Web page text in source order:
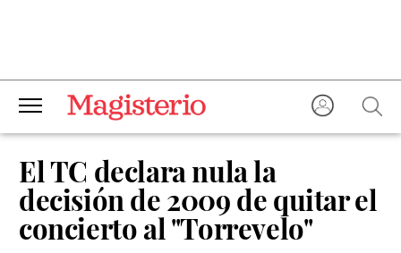
El TC declara nula la
decisión de 2009 de quitar el
concierto al "Torrevelo"